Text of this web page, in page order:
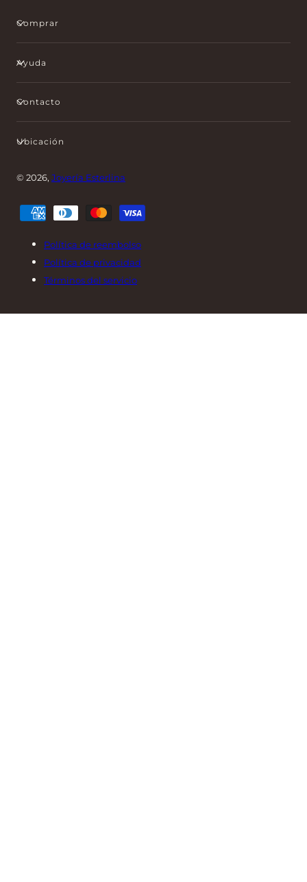
Comprar
Ayuda
Contacto
Ubicación
© 2026, Joyería Esterlina
Métodos
de
Política de reembolso
Política de privacidad
Términos del servicio